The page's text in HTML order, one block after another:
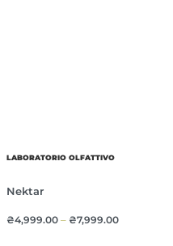
LABORATORIO OLFATTIVO
Nektar
₴4,999.00– ₴7,999.00